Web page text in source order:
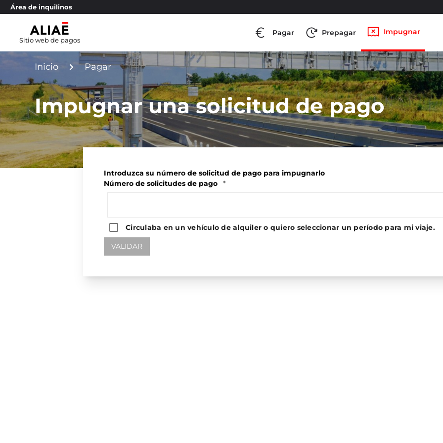
Área de inquilinos
Sitio web de pagos
Pagar Prepagar Impugnar
Inicio navigate_next Pagar
Impugnar una solicitud de pago
Introduzca su número de solicitud de pago para impugnarlo
Número de solicitudes de pago
*
Circulaba en un vehículo de alquiler o quiero seleccionar un período para mi viaje.
VALIDAR